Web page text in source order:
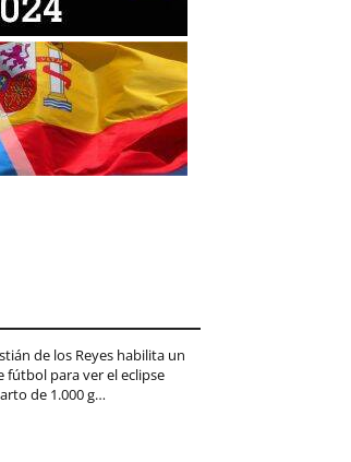
de los Reyes habilita un
fútbol para ver el eclipse
de 1.000 g…